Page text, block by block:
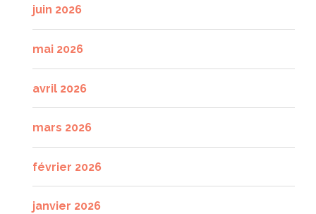
juin 2026
mai 2026
avril 2026
mars 2026
février 2026
janvier 2026